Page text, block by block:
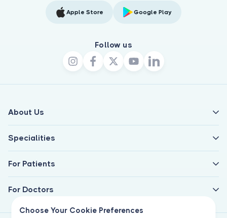
Choose Your Cookie Preferences
Apple Store Google Play
Follow us
About Us
Specialities
For Patients
For Doctors